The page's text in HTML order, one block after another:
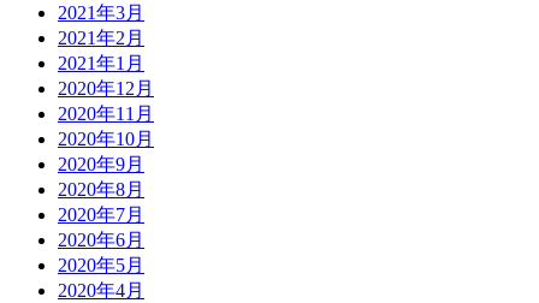
2021年3月
2021年2月
2021年1月
2020年12月
2020年11月
2020年10月
2020年9月
2020年8月
2020年7月
2020年6月
2020年5月
2020年4月